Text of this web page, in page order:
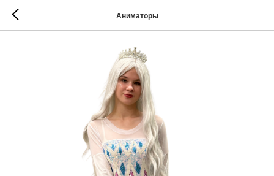
Аниматоры